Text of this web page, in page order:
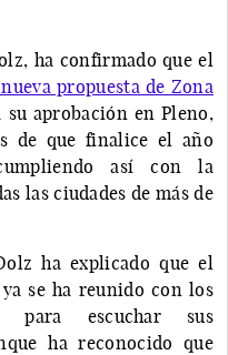
ha confirmado que el
propuesta de Zona
su aprobación en Pleno,
de que finalice el año
así con la
las ciudades de más de
ha explicado que el
se ha reunido con los
para escuchar sus
ha reconocido que